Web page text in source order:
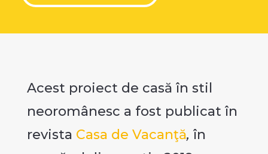
Acest proiect de casă în stil
neoromânesc a fost publicat în
revista Casa de Vacanţă, în